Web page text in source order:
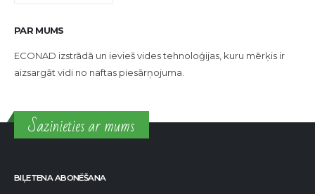
PAR MUMS
ECONAD izstrādā un ievieš vides tehnoloģijas, kuru mērķis ir
aizsargāt vidi no naftas piesārņojuma.
Sazinieties ar mums
BIĻETENA ABONĒŠANA